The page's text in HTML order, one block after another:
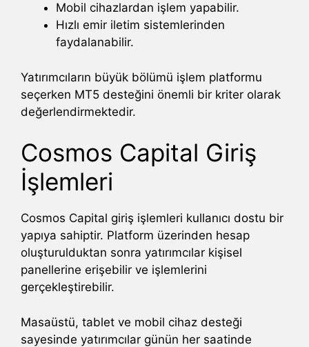
Mobil cihazlardan işlem yapabilir.
Hızlı emir iletim sistemlerinden
faydalanabilir.
Yatırımcıların büyük bölümü işlem platformu
seçerken MT5 desteğini önemli bir kriter olarak
değerlendirmektedir.
Cosmos Capital Giriş
İşlemleri
Cosmos Capital giriş işlemleri kullanıcı dostu bir
yapıya sahiptir. Platform üzerinden hesap
oluşturulduktan sonra yatırımcılar kişisel
panellerine erişebilir ve işlemlerini
gerçekleştirebilir.
Masaüstü, tablet ve mobil cihaz desteği
sayesinde yatırımcılar günün her saatinde